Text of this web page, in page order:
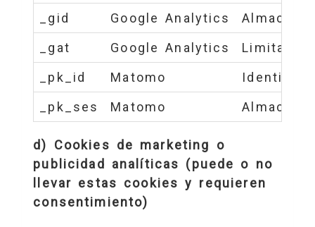
_gid
Google Analytics
_gat
Google Analytics
Limita la
_pk_id
Matomo
Identifica
_pk_ses
Matomo
d) Cookies de marketing o
publicidad analíticas (puede o no
llevar estas cookies y requieren
consentimiento)